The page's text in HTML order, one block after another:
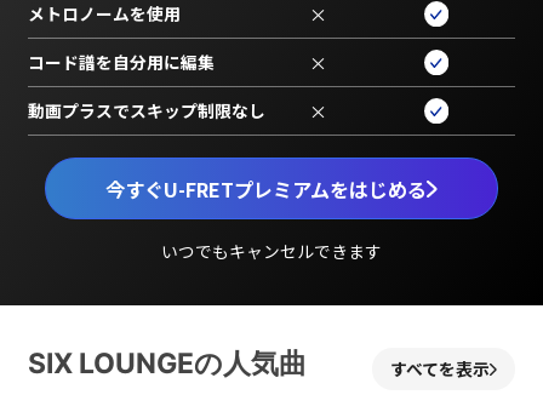
今すぐU-FRETプレミアムをはじめる
いつでもキャンセルできます
メトロノームを使用 ×
コード譜を自分用に編集 ×
動画プラスでスキップ制限なし ×
SIX LOUNGEの人気曲 すべてを表示